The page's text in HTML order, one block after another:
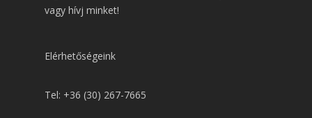
vagy hívj minket!
Elérhetőségeink
Tel: +36 (30) 267-7665